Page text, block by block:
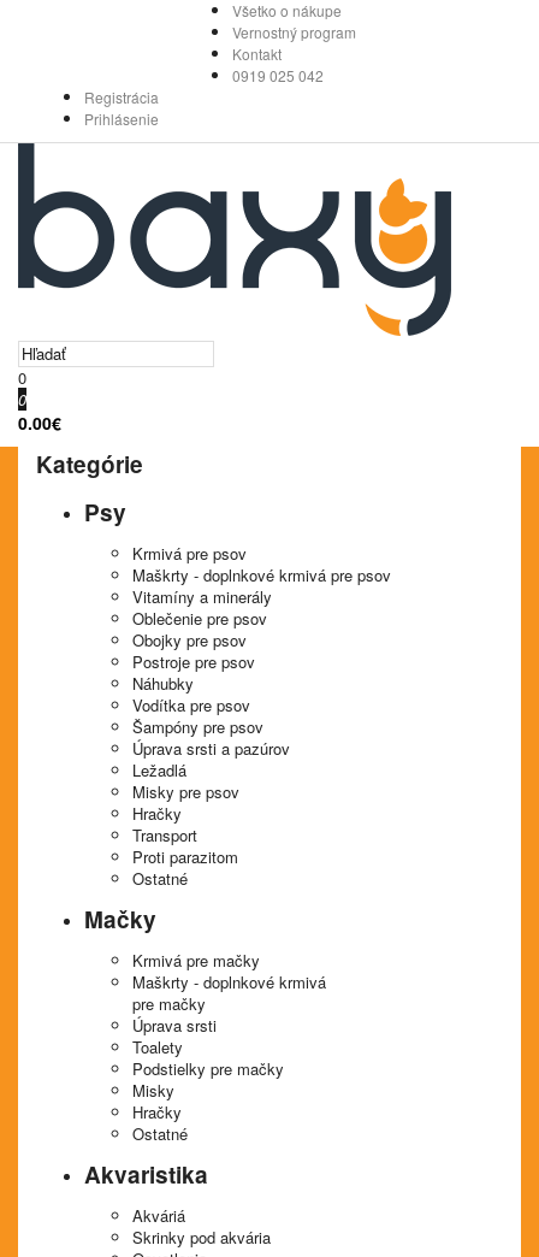
Všetko o nákupe
Vernostný program
Kontakt
0919 025 042
Registrácia
Prihlásenie
0
0
0.00€
Kategórie
Psy
Krmivá pre psov
Maškrty - doplnkové krmivá pre psov
Vitamíny a minerály
Oblečenie pre psov
Obojky pre psov
Postroje pre psov
Náhubky
Vodítka pre psov
Šampóny pre psov
Úprava srsti a pazúrov
Ležadlá
Misky pre psov
Hračky
Transport
Proti parazitom
Ostatné
Mačky
Krmivá pre mačky
Maškrty - doplnkové krmivá
pre mačky
Úprava srsti
Toalety
Podstielky pre mačky
Misky
Hračky
Ostatné
Akvaristika
Akváriá
Skrinky pod akvária